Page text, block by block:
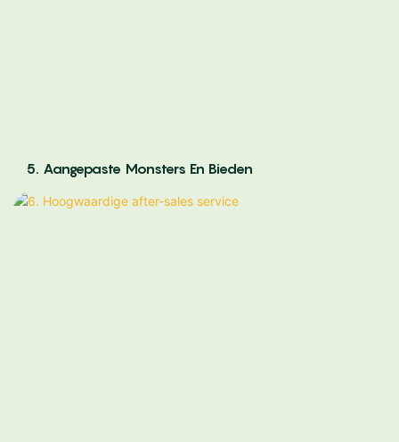
5. Aangepaste Monsters En Bieden